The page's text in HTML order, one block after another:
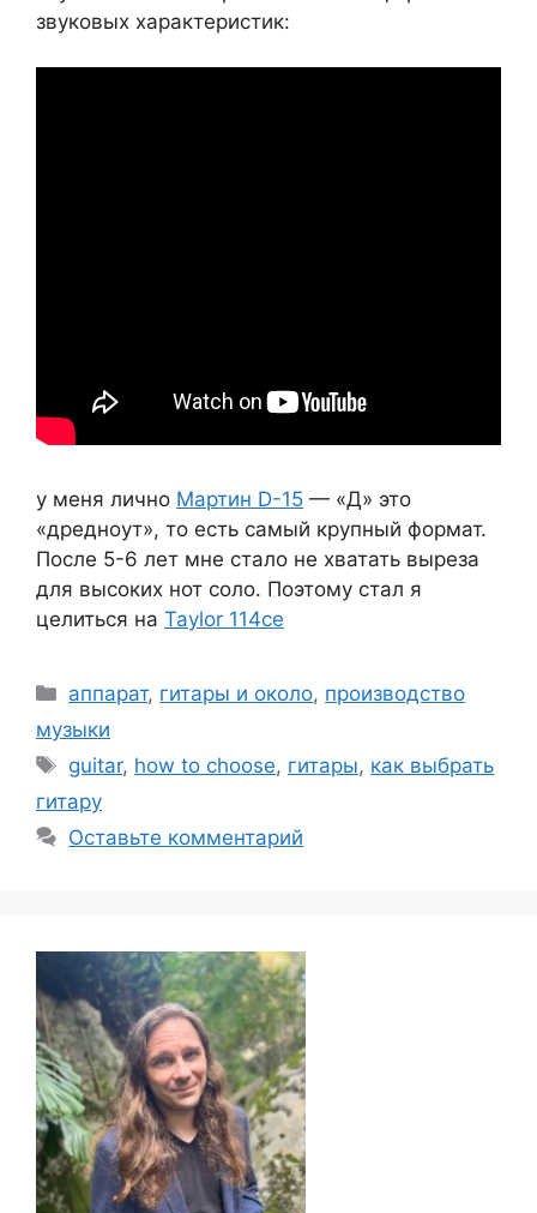
звуковых характеристик:
у меня лично Мартин D-15 — «Д» это
«дредноут», то есть самый крупный формат.
После 5-6 лет мне стало не хватать выреза
для высоких нот соло. Поэтому стал я
целиться на Taylor 114ce
Рубрики
аппарат, гитары и около, производство
музыки
Метки
guitar, how to choose, гитары, как выбрать
гитару
Оставьте комментарий